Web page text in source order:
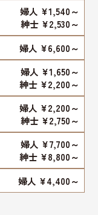
婦人 ¥1,540～
紳士 ¥2,530～
婦人 ¥6,600～
婦人 ¥1,650～
紳士 ¥2,200～
婦人 ¥2,200～
紳士 ¥2,750～
婦人 ¥7,700～
紳士 ¥8,800～
婦人 ¥4,400～